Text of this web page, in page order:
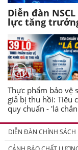
Diễn đàn
lực tăng
Thực phẩm bảo vệ
giả bị thu hồi: Tiêu
quy chuẩn - 'lá
DIỄN ĐÀN CHÍNH SÁCH